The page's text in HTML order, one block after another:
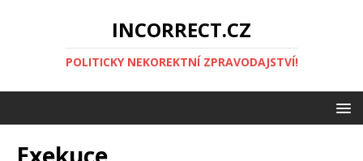
INCORRECT.CZ
POLITICKY NEKOREKTNÍ ZPRAVODAJSTVÍ!